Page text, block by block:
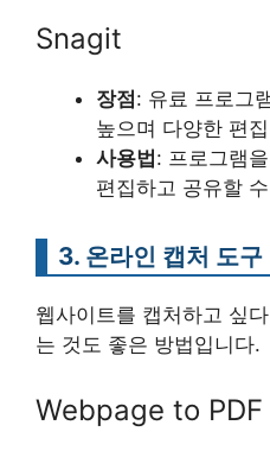
Snagit
장점: 유료 프로그
높으며 다양한 편
사용법: 프로그램
편집하고 공유할
3. 온라인 캡처 도구
웹사이트를 캡처하고 싶
는 것도 좋은 방법입니다.
Webpage to PDF